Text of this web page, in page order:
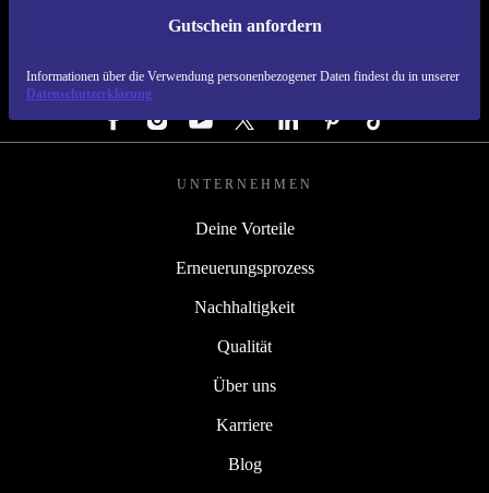
Gutschein anfordern
Informationen über die Verwendung personenbezogener Daten findest du in unserer
Datenschutzerklärung
REFURBED DEUTSCHLAND - RETHINK NEW.
FOLGE UNS
UNTERNEHMEN
Deine Vorteile
Erneuerungsprozess
Nachhaltigkeit
Qualität
Über uns
Karriere
Blog